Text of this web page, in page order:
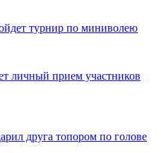
турнир по миниволею
личный прием участников
друга топором по голове